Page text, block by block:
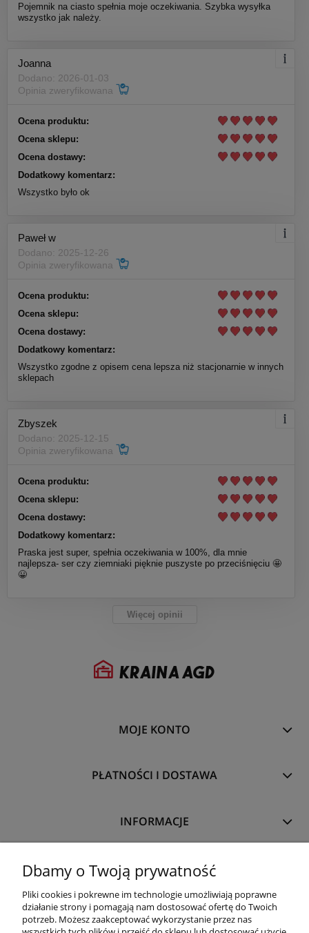
Pojemnik na ciasto spełnia moje oczekiwania. Szybka wysyłka
wszystko jak należy.
Joanna
Dodano: 2026-01-03
Opinia zweryfikowana
Ocena produktu:
Ocena sklepu:
Ocena dostawy:
Dodatkowy komentarz:
Wszystko było ok
Paweł w
Dodano: 2025-12-26
Opinia zweryfikowana
Ocena produktu:
Ocena sklepu:
Ocena dostawy:
Dodatkowy komentarz:
Wszystko zgodne z opisem cena lepsza niż stacjonarnie w innych
sklepach
Zbyszek
Dodano: 2025-12-15
Opinia zweryfikowana
Ocena produktu:
Ocena sklepu:
Ocena dostawy:
Dodatkowy komentarz:
Praska jest super, spełnia oczekiwania w 100%, dla mnie
najlepsza- ser czy ziemniaki pięknie puszyste po przeciśnięciu 🤩
😀
Więcej opinii
MOJE KONTO
PŁATNOŚCI I DOSTAWA
INFORMACJE
O NAS
Dbamy o Twoją prywatność
Pliki cookies i pokrewne im technologie umożliwiają poprawne
działanie strony i pomagają nam dostosować ofertę do Twoich
potrzeb. Możesz zaakceptować wykorzystanie przez nas